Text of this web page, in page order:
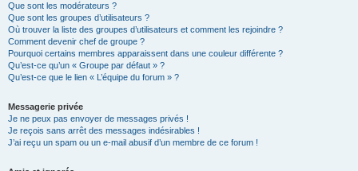
Que sont les modérateurs ?
Que sont les groupes d’utilisateurs ?
Où trouver la liste des groupes d’utilisateurs et comment les rejoindre ?
Comment devenir chef de groupe ?
Pourquoi certains membres apparaissent dans une couleur différente ?
Qu’est-ce qu’un « Groupe par défaut » ?
Qu’est-ce que le lien « L’équipe du forum » ?
Messagerie privée
Je ne peux pas envoyer de messages privés !
Je reçois sans arrêt des messages indésirables !
J’ai reçu un spam ou un e-mail abusif d’un membre de ce forum !